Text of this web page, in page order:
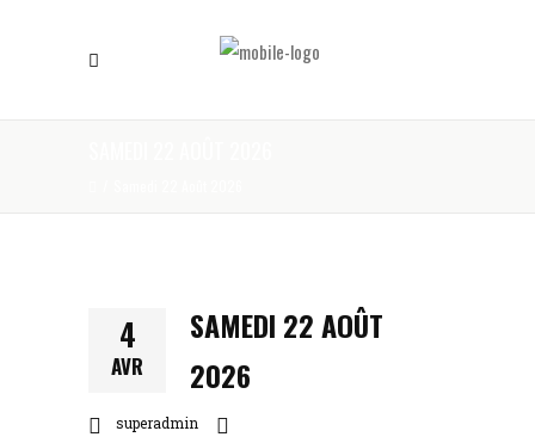
4
AVR
SAMEDI 22 AOÛT
2026
superadmin